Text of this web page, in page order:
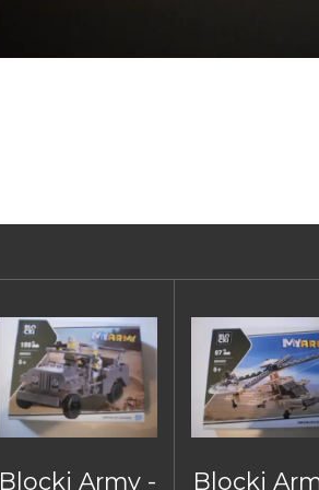
Blocki Army -
Blocki